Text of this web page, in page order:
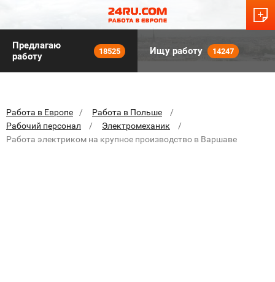
Предлагаю
работу
18525 Ищу работу 14247
Работа в Европе
Работа в Польше
Рабочий персонал
Электромеханик
Работа электриком на крупное производство в Варшаве